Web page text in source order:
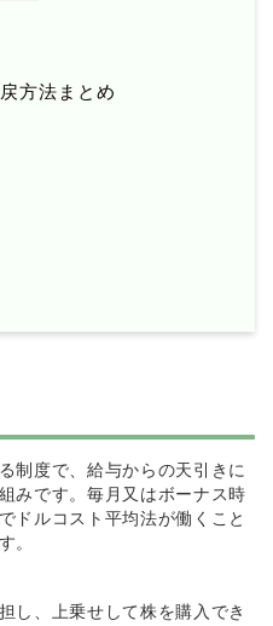
方法まとめ
制度で、給与からの天引きに
みです。毎月又はボーナス時
ドルコスト平均法が働くこと
。
し、上乗せして株を購入でき